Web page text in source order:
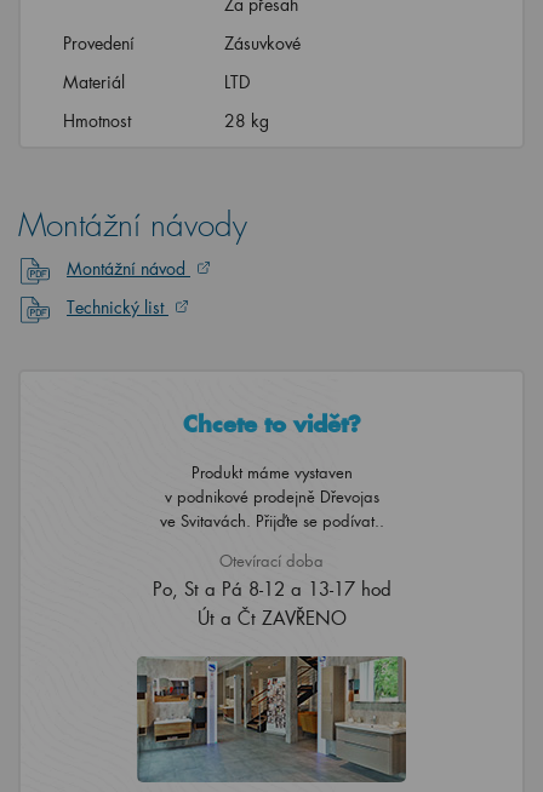
Provedení
Zásuvkové
Materiál
LTD
Hmotnost
28 kg
Montážní návody
Montážní návod
Technický list
Chcete to vidět?
Produkt máme vystaven
v podnikové prodejně Dřevojas
ve Svitavách. Přijďte se podívat..
Otevírací doba
Po, St a Pá 8-12 a 13-17 hod
Út a Čt ZAVŘENO